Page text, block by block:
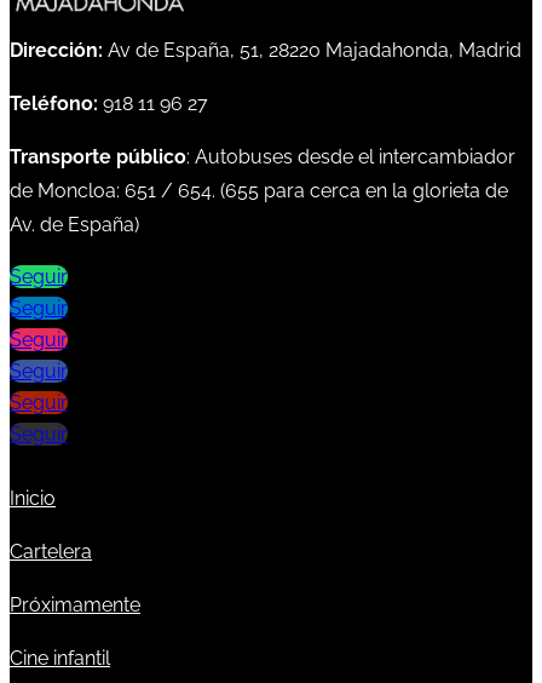
Dirección: Av de España, 51, 28220 Majadahonda, Madrid
Teléfono: 918 11 96 27
Transporte público: Autobuses desde el intercambiador
de Moncloa: 651 / 654. (655 para cerca en la glorieta de
Av. de España)
Seguir
Seguir
Seguir
Seguir
Seguir
Seguir
Inicio
Cartelera
Próximamente
Cine infantil